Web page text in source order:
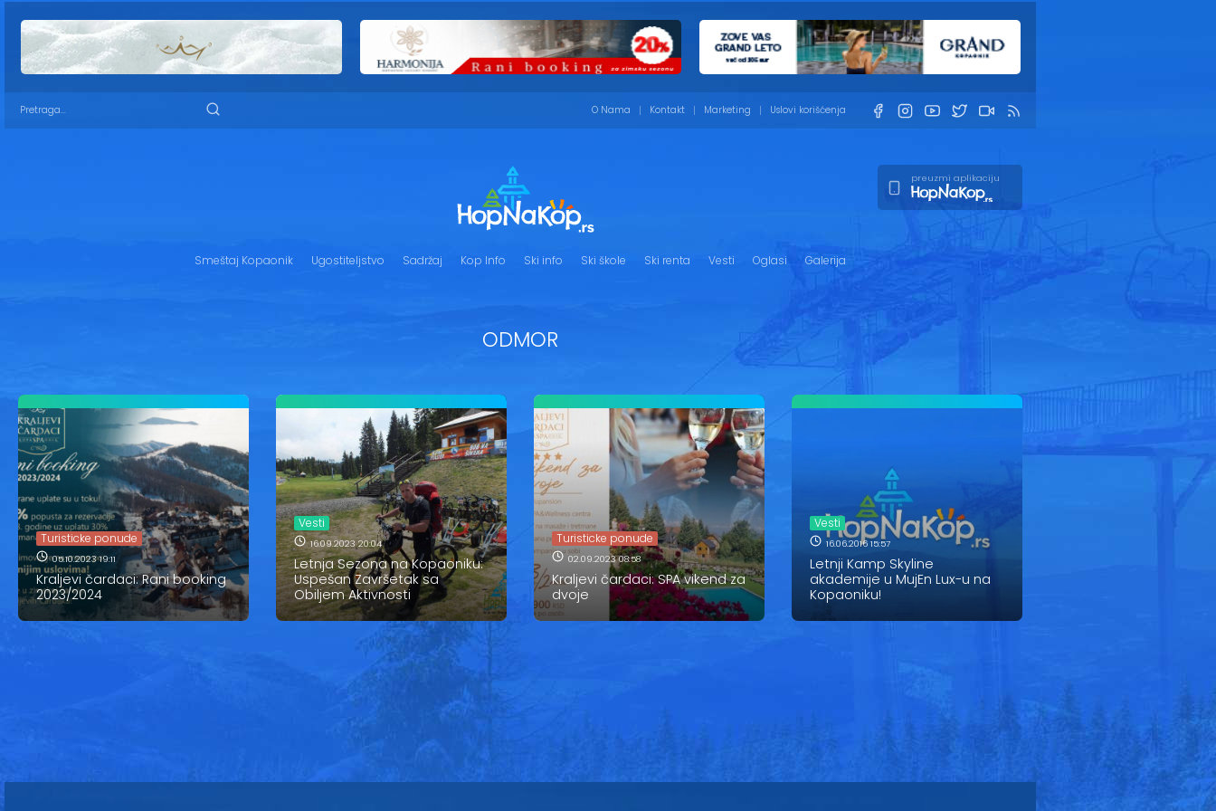
O Nama Kontakt Marketing Uslovi korišćenja
preuzmi aplikaciju
Smeštaj Kopaonik Ugostiteljstvo Sadržaj Kop Info Ski info Ski škole Ski renta Vesti Oglasi Galerija
ODMOR
Turisticke ponude
05.10.2023 19:11
Kraljevi čardaci: Rani booking
2023/2024
Vesti
16.09.2023 20:04
Letnja Sezona na Kopaoniku:
Uspešan Završetak sa
Obiljem Aktivnosti
Turisticke ponude
02.09.2023 08:58
Kraljevi čardaci: SPA vikend za
dvoje
Vesti
16.06.2016 15:57
Letnji Kamp Skyline
akademije u MujEn Lux-u na
Kopaoniku!